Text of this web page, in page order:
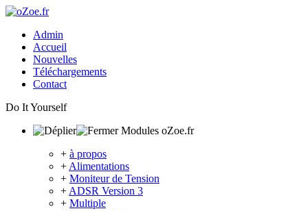
Admin
Accueil
Nouvelles
Téléchargements
Contact
Do It Yourself
Modules oZoe.fr
+ à propos
+ Alimentations
+ Moniteur de Tension
+ ADSR Version 3
+ Multiple